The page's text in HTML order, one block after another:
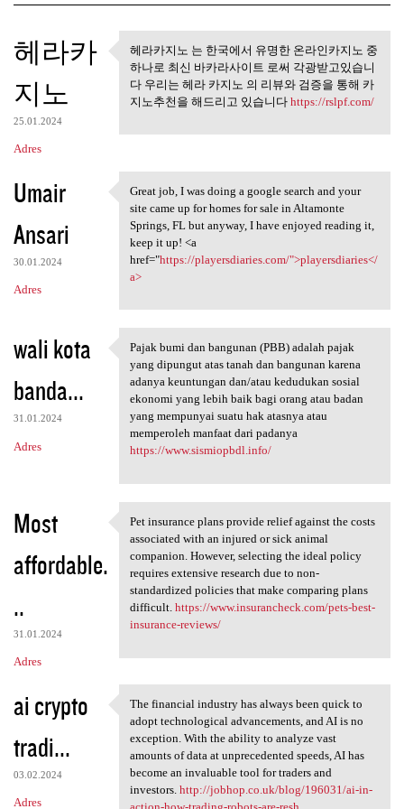
K
o
m
e
n
a
r
z
e
헤라카
지노
25.01.2024
Adres
헤라카지노 는 한국에서 유명한
온라인카지노 중 하나로
헤라카지노 는 한국에서 유명한 온라인카지노 중
하나로 최신 바카라사이트 로써 각광받고있습니
다 우리는 헤라 카지노 의 리뷰와 검증을 통해 카
지노추천을 해드리고 있습니다 https://rslpf.com/
Umair
Ansari
30.01.2024
Adres
Great job, I was doing a
Great job, I was doing a google search and your
site came up for homes for sale in Altamonte
Springs, FL but anyway, I have enjoyed reading it,
keep it up! <a
href="https://playersdiaries.com/">playersdiaries</
a>
wali kota
banda...
31.01.2024
Adres
Pajak bumi dan bangunan (PBB)
Pajak bumi dan bangunan (PBB) adalah pajak
yang dipungut atas tanah dan bangunan karena
adanya keuntungan dan/atau kedudukan sosial
ekonomi yang lebih baik bagi orang atau badan
yang mempunyai suatu hak atasnya atau
memperoleh manfaat dari padanya
https://www.sismiopbdl.info/
Most
affordable.
..
31.01.2024
Adres
Pet insurance plans provide
Pet insurance plans provide relief against the costs
associated with an injured or sick animal
companion. However, selecting the ideal policy
requires extensive research due to non-
standardized policies that make comparing plans
difficult. https://www.insurancheck.com/pets-best-
insurance-reviews/
ai crypto
tradi...
03.02.2024
Adres
The financial industry has
The financial industry has always been quick to
adopt technological advancements, and AI is no
exception. With the ability to analyze vast
amounts of data at unprecedented speeds, AI has
become an invaluable tool for traders and
investors. http://jobhop.co.uk/blog/196031/ai-in-